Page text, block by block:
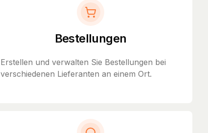
Bestellungen
Erstellen und verwalten Sie Bestellungen bei
verschiedenen Lieferanten an einem Ort.